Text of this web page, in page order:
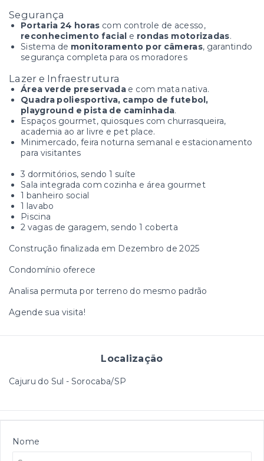
Segurança
Portaria 24 horas com controle de acesso,
reconhecimento facial e rondas motorizadas.
Sistema de monitoramento por câmeras, garantindo
segurança completa para os moradores
Lazer e Infraestrutura
Área verde preservadae com mata nativa.
Quadra poliesportiva, campo de futebol,
playground e pista de caminhada.
Espaços gourmet, quiosques com churrasqueira,
academia ao ar livre e pet place.
Minimercado, feira noturna semanal e estacionamento
para visitantes
3 dormitórios, sendo 1 suíte
Sala integrada com cozinha e área gourmet
1 banheiro social
1 lavabo
Piscina
2 vagas de garagem, sendo 1 coberta
Construção finalizada em Dezembro de 2025
Condomínio oferece
Analisa permuta por terreno do mesmo padrão
Agende sua visita!
Localização
Cajuru do Sul - Sorocaba/SP
Nome